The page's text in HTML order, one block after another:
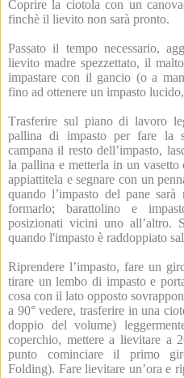
Coprire la ciotola con un
finchè il lievito non sarà pronto.
Passato il tempo necessario,
lievito madre spezzettato, il
impastare con il gancio (o a
fino ad ottenere un impasto
Trasferire sul piano di lavoro
pallina di impasto per fare la
campana il resto dell’impasto,
la pallina e metterla in un vasetto
appiattitela e segnare con un
quando l’impasto del pane
formarlo; barattolino e
posizionati vicini uno all’altro.
quando l'impasto è raddoppiato
Riprendere l’impasto, fare un
tirare un lembo di impasto e
cosa con il lato opposto
a 90° vedere, trasferire in una
doppio del volume)
coperchio, mettere a lievitare a
punto cominciare il primo
Folding). Fare lievitare un’ora e